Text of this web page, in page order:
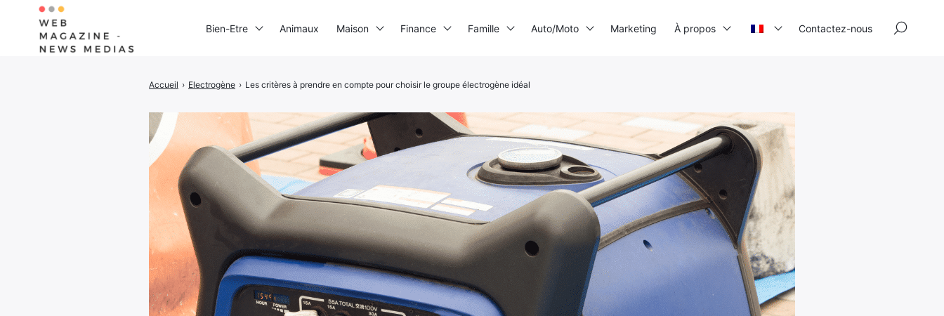
Accueil › Electrogène › Les critères à prendre en compte pour choisir le groupe électrogène idéal
Bien-Etre Animaux Maison
Imprimante 3D
Electrogène
Finance Famille Auto/Moto Marketing À propos Contactez-nous
Rechercher